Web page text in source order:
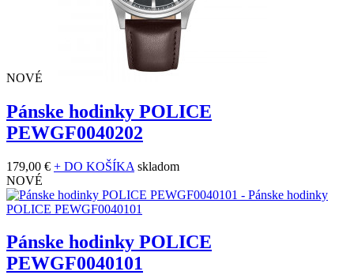
NOVÉ
Pánske hodinky POLICE
PEWGF0040202
179,00 € + DO KOŠÍKA skladom
NOVÉ
Pánske hodinky POLICE
PEWGF0040101